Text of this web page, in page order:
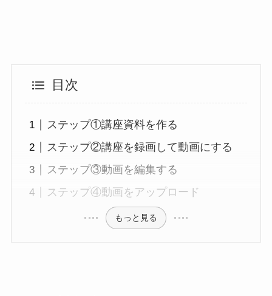
目次
ステップ①講座資料を作る
ステップ②講座を録画して動画にする
ステップ③動画を編集する
ステップ④動画をアップロード
もっと見る